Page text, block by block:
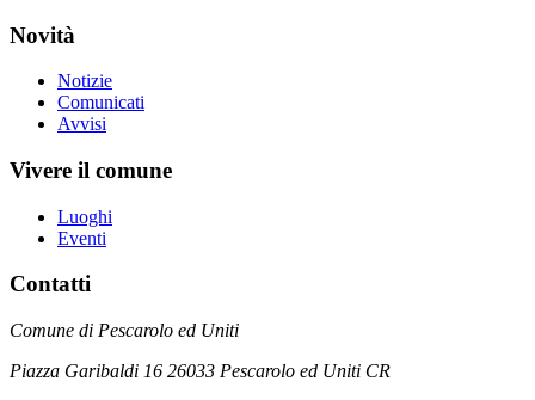
Novità
Notizie
Comunicati
Avvisi
Vivere il comune
Luoghi
Eventi
Contatti
Comune di Pescarolo ed Uniti
Piazza Garibaldi 16 26033 Pescarolo ed Uniti CR